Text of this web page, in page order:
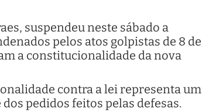
suspendeu neste sábado a
pelos atos golpistas de 8 de
a constitucionalidade da nova
contra a lei representa um
pedidos feitos pelas defesas.